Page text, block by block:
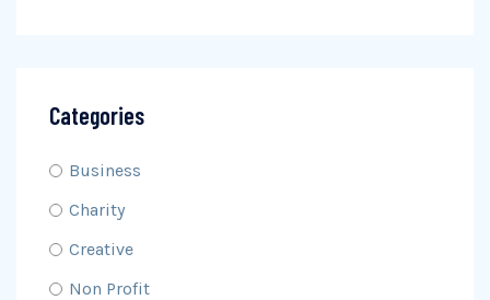
Categories
Business
Charity
Creative
Non Profit